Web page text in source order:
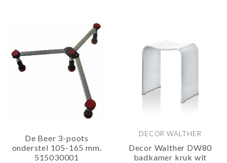
De Beer 3-poots
onderstel 105-165 mm.
515030001
DECOR WALTHER
Decor Walther DW80
badkamer kruk wit